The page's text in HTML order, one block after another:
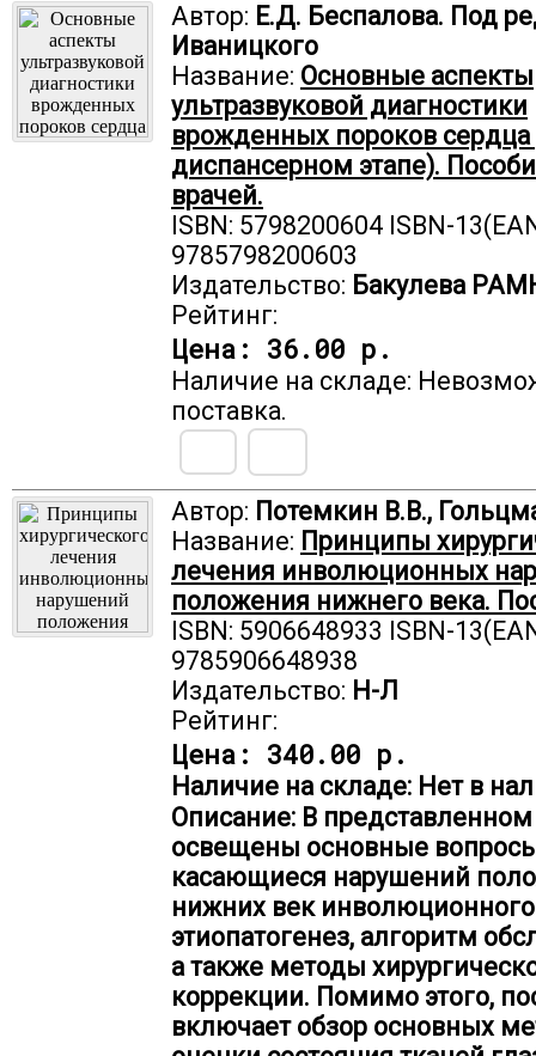
Автор: Е.Д. Беспалова. Под
Иваницкого
Название: Основные аспекты
ультразвуковой диагностики
врожденных пороков сердца
диспансерном этапе).
врачей.
ISBN: 5798200604 ISBN-
9785798200603
Издательство: Бакулева
Рейтинг:
Цена: 36.00 р.
Наличие на складе:
поставка.
Автор: Потемкин В.В.,
Название: Принципы
лечения инволюционных
положения нижнего века.
ISBN: 5906648933 ISBN-
9785906648938
Издательство: Н-Л
Рейтинг:
Цена: 340.00 р.
Наличие на складе: Нет в
Описание: В
освещены основные
касающиеся нарушений
нижних век инволюционного
этиопатогенез, алгоритм
а также методы
коррекции. Помимо этого,
включает обзор основных